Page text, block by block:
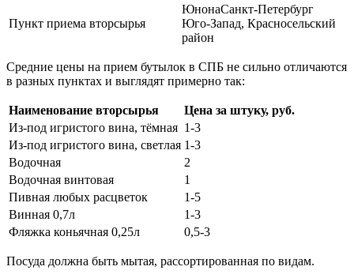
Пункт приема вторсырья
​Юнона​Санкт-Петербург
Юго-Запад, Красносельский
район
Средние цены на прием бутылок в СПБ не сильно отличаются
в разных пунктах и выглядят примерно так:
Наименование вторсырья
Цена за штуку, руб.
Из-под игристого вина, тёмная 1-3
Из-под игристого вина, светлая 1-3
Водочная
2
Водочная винтовая
1
Пивная любых расцветок
1-5
Винная 0,7л
1-3
Фляжка коньячная 0,25л
0,5-3
Посуда должна быть мытая, рассортированная по видам.